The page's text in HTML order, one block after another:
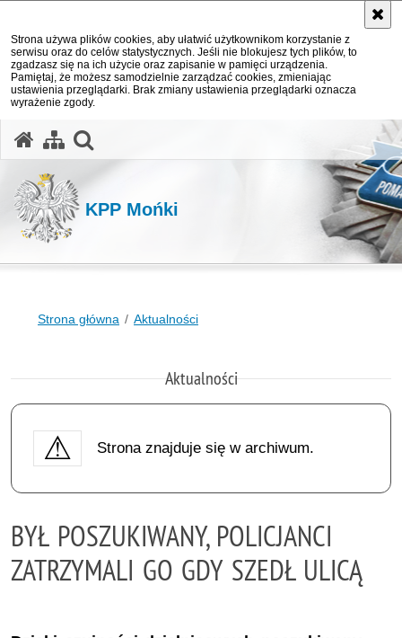
Strona używa plików cookies, aby ułatwić użytkownikom korzystanie z
serwisu oraz do celów statystycznych. Jeśli nie blokujesz tych plików, to
zgadzasz się na ich użycie oraz zapisanie w pamięci urządzenia.
Pamiętaj, że możesz samodzielnie zarządzać cookies, zmieniając
ustawienia przeglądarki. Brak zmiany ustawienia przeglądarki oznacza
wyrażenie zgody.
KPP Mońki
Strona główna Aktualności
Aktualności
Strona znajduje się w archiwum.
BYŁ POSZUKIWANY, POLICJANCI
ZATRZYMALI GO GDY SZEDŁ ULICĄ